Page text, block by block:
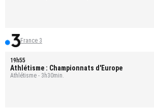
France 3
19h55
Athlétisme : Championnats d'Europe
Athlétisme - 3h30min.